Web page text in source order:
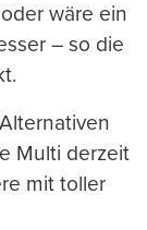
wäre ein
– so die
Multi derzeit
mit toller